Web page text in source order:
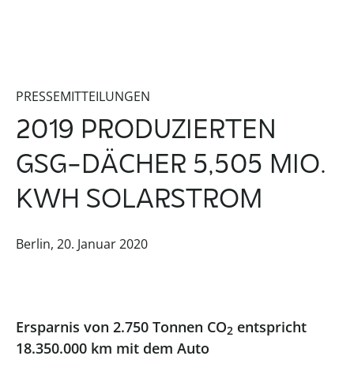
PRESSEMITTEILUNGEN
2019 PRODUZIERTEN
GSG-DÄCHER 5,505 MIO.
KWH SOLARSTROM
Berlin, 20. Januar 2020
Ersparnis von 2.750 Tonnen CO2 entspricht
18.350.000 km mit dem Auto